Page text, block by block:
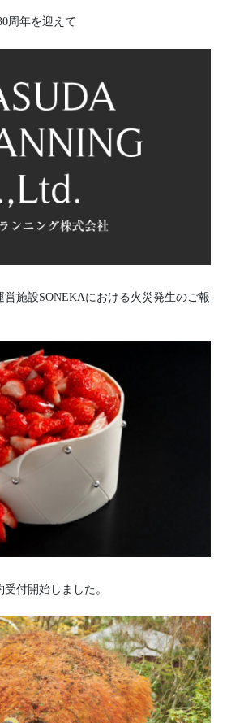
周年を迎えて
施設SONEKAにおける火災発生のご報
付開始しました。